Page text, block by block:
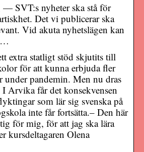
— SVT:s nyheter ska stå för
Det vi publicerar ska
Vid akuta nyhetslägen kan
…
extra statligt stöd skjutits till
för att kunna erbjuda fler
under pandemin. Men nu dras
Arvika får det konsekvensen
som lär sig svenska på
inte får fortsätta.– Den här
för mig, för att jag ska lära
kursdeltagaren Olena